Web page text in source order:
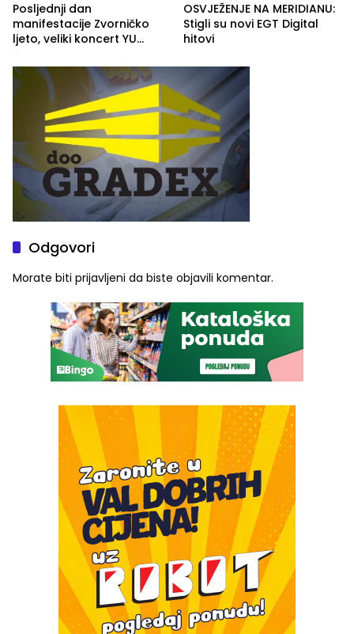
Posljednji dan
manifestacije Zvorničko
ljeto, veliki koncert YU
ove godine
OSVJEŽENJE NA MERIDIANU:
Stigli su novi EGT Digital
hitovi
Odgovori
Morate biti prijavljeni da biste objavili komentar.